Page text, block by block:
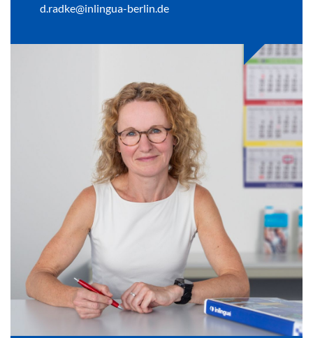
d.radke@inlingua-berlin.de